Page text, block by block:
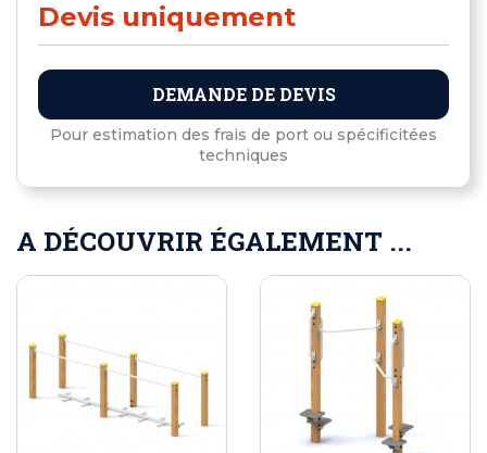
Devis uniquement
DEMANDE DE DEVIS
Pour estimation des frais de port ou spécificitées
techniques
A DÉCOUVRIR ÉGALEMENT ...